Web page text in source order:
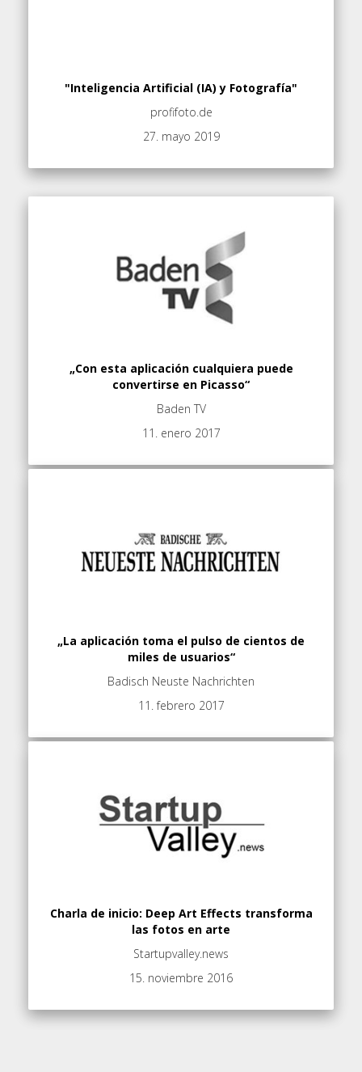
"Inteligencia Artificial (IA) y Fotografía"
profifoto.de
27. mayo 2019
„Con esta aplicación cualquiera puede
convertirse en Picasso“
Baden TV
11. enero 2017
„La aplicación toma el pulso de cientos de
miles de usuarios“
Badisch Neuste Nachrichten
11. febrero 2017
Charla de inicio: Deep Art Effects transforma
las fotos en arte
Startupvalley.news
15. noviembre 2016